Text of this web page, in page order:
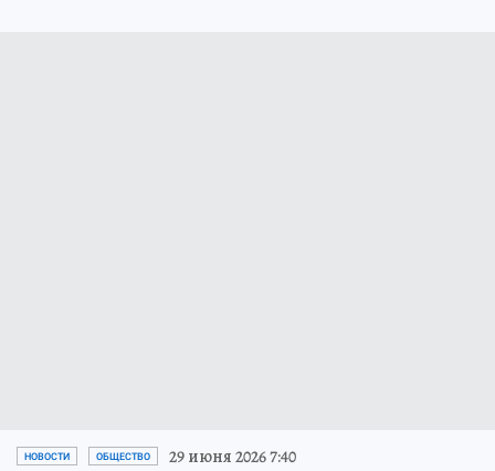
НОВОСТИ ОБЩЕСТВО 29 июня 2026 7:40